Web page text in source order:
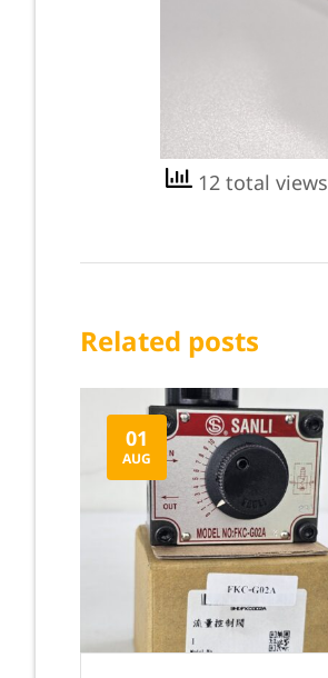
12 total views
Related posts
01
AUG